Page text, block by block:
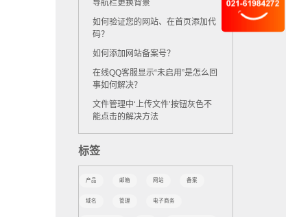
导航栏更换背景
如何验证您的网站、在首页添加代
码？
如何添加网站备案号？
在线QQ客服显示“未启用”是怎么回
事如何解决？
文件管理中‘上传文件’按钮灰色不
能点击的解决方法
标签
产品 邮箱 网站 备案
域名 管理 电子商务